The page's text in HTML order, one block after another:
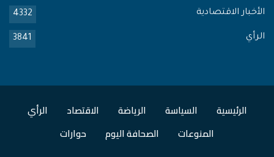
الأخبار الاقتصادية 4332
الرأي 3841
الرئيسية السياسة الرياضة الاقتصاد
الرأي
المنوعات
الصحافة اليوم حوارات